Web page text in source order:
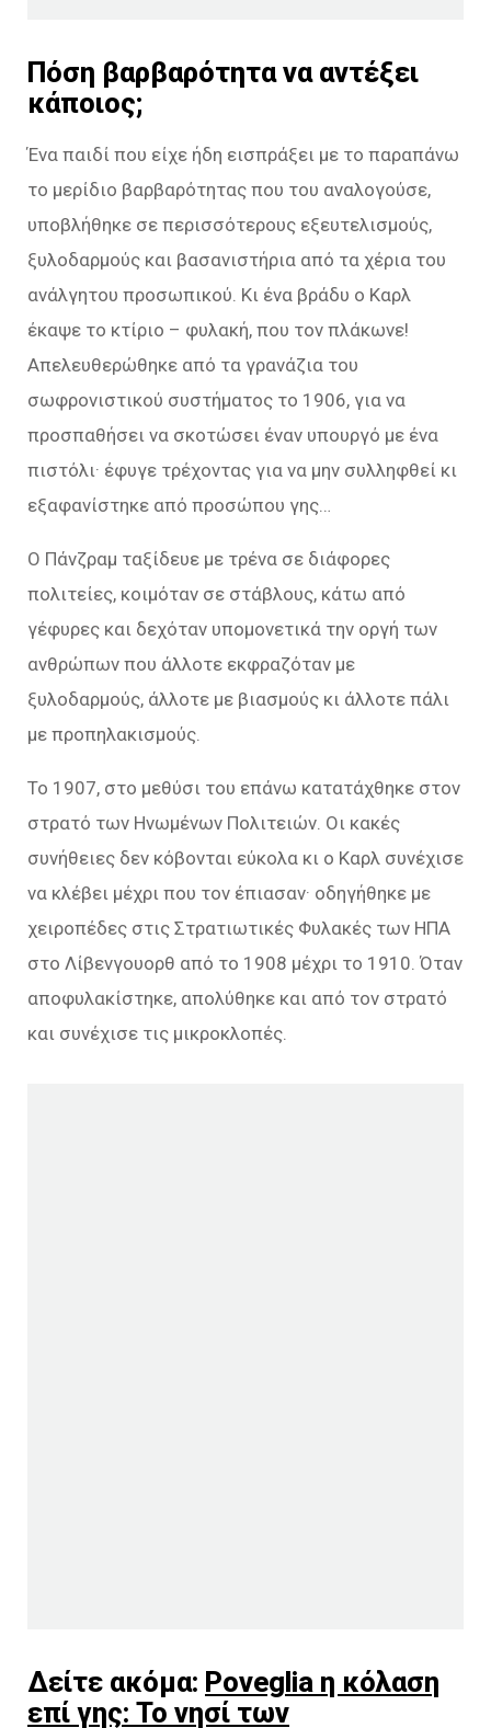
Πόση βαρβαρότητα να αντέξει
κάποιος;
Ένα παιδί που είχε ήδη εισπράξει με το παραπάνω
το μερίδιο βαρβαρότητας που του αναλογούσε,
υποβλήθηκε σε περισσότερους εξευτελισμούς,
ξυλοδαρμούς και βασανιστήρια από τα χέρια του
ανάλγητου προσωπικού. Κι ένα βράδυ ο Καρλ
έκαψε το κτίριο – φυλακή, που τον πλάκωνε!
Απελευθερώθηκε από τα γρανάζια του
σωφρονιστικού συστήματος το 1906, για να
προσπαθήσει να σκοτώσει έναν υπουργό με ένα
πιστόλι· έφυγε τρέχοντας για να μην συλληφθεί κι
εξαφανίστηκε από προσώπου γης…
Ο Πάνζραμ ταξίδευε με τρένα σε διάφορες
πολιτείες, κοιμόταν σε στάβλους, κάτω από
γέφυρες και δεχόταν υπομονετικά την οργή των
ανθρώπων που άλλοτε εκφραζόταν με
ξυλοδαρμούς, άλλοτε με βιασμούς κι άλλοτε πάλι
με προπηλακισμούς.
Το 1907, στο μεθύσι του επάνω κατατάχθηκε στον
στρατό των Ηνωμένων Πολιτειών. Οι κακές
συνήθειες δεν κόβονται εύκολα κι ο Καρλ συνέχισε
να κλέβει μέχρι που τον έπιασαν· οδηγήθηκε με
χειροπέδες στις Στρατιωτικές Φυλακές των ΗΠΑ
στο Λίβενγουορθ από το 1908 μέχρι το 1910. Όταν
αποφυλακίστηκε, απολύθηκε και από τον στρατό
και συνέχισε τις μικροκλοπές.
Δείτε ακόμα: Poveglia η κόλαση
επί γης: Το νησί των